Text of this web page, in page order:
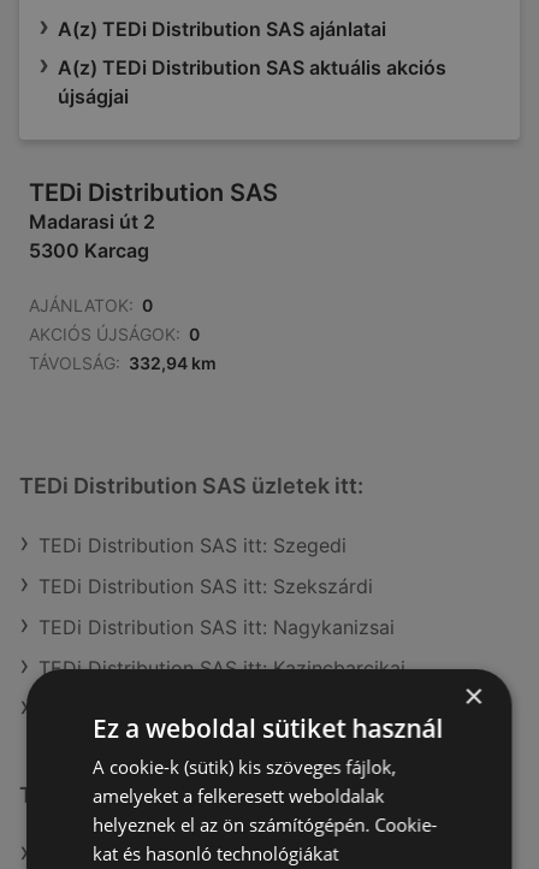
A(z) TEDi Distribution SAS ajánlatai
A(z) TEDi Distribution SAS aktuális akciós
újságjai
TEDi Distribution SAS
Madarasi út 2
5300 Karcag
AJÁNLATOK: 0
AKCIÓS ÚJSÁGOK: 0
TÁVOLSÁG: 332,94 km
TEDi Distribution SAS üzletek itt:
TEDi Distribution SAS itt: Szegedi
TEDi Distribution SAS itt: Szekszárdi
TEDi Distribution SAS itt: Nagykanizsai
TEDi Distribution SAS itt: Kazincbarcikai
További linkek
A(z) TEDi Distribution SAS ajánlatai
×
Ez a weboldal sütiket használ
A cookie-k (sütik) kis szöveges fájlok,
amelyeket a felkeresett weboldalak
helyeznek el az ön számítógépén. Cookie-
kat és hasonló technológiákat